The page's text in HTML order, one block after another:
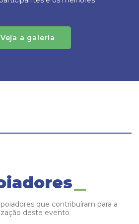
Veja a galeria
que contribuíram para a
deste evento